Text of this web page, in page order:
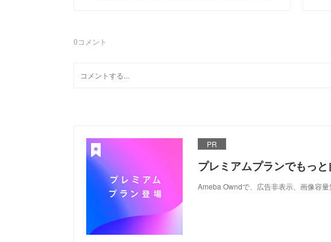
0コメント
PR
プレミアムプランでもっ
Ameba Owndで、広告非表示、画像容